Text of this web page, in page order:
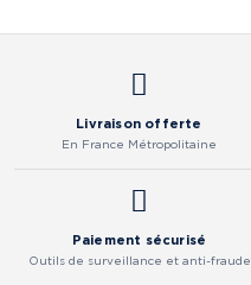
Livraison offerte
En France Métropolitaine
Paiement sécurisé
Outils de surveillance et anti-fraude